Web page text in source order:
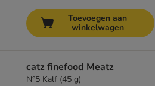
Toevoegen aan
winkelwagen
catz finefood Meatz
N°5 Kalf (45 g)